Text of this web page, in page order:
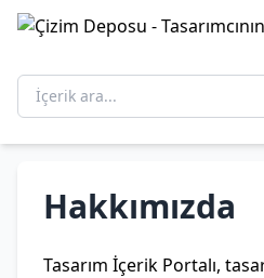
Hakkımızda
Tasarım İçerik Portalı,